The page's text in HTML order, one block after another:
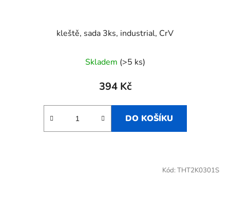
kleště, sada 3ks, industrial, CrV
Skladem (>5 ks)
394 Kč
DO KOŠÍKU
Kód: THT2K0301S